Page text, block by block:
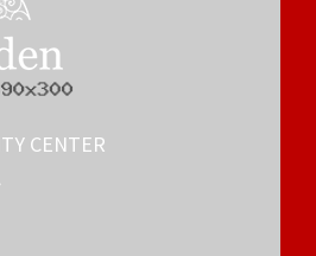
CENTER